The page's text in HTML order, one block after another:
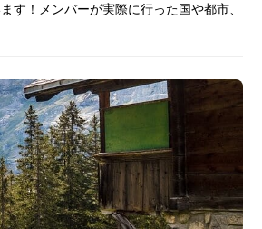
す！メンバーが実際に行った国や都市、